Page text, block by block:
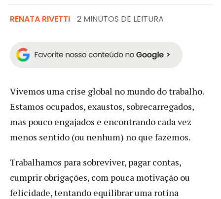
RENATA RIVETTI 2 MINUTOS DE LEITURA
Vivemos uma crise global no mundo do trabalho.
Estamos ocupados, exaustos, sobrecarregados,
mas pouco engajados e encontrando cada vez
menos sentido (ou nenhum) no que fazemos.
Trabalhamos para sobreviver, pagar contas,
cumprir obrigações, com pouca motivação ou
felicidade, tentando equilibrar uma rotina